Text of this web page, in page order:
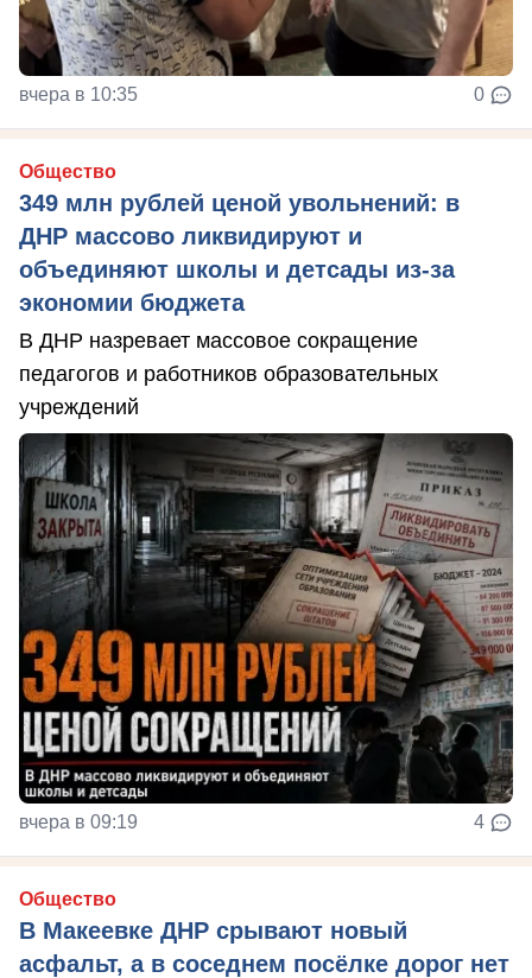
вчера в 10:35 0
Общество
349 млн рублей ценой увольнений: в
ДНР массово ликвидируют и
объединяют школы и детсады из-за
экономии бюджета
В ДНР назревает массовое сокращение
педагогов и работников образовательных
учреждений
вчера в 09:19 4
Общество
В Макеевке ДНР срывают новый
асфальт, а в соседнем посёлке дорог нет